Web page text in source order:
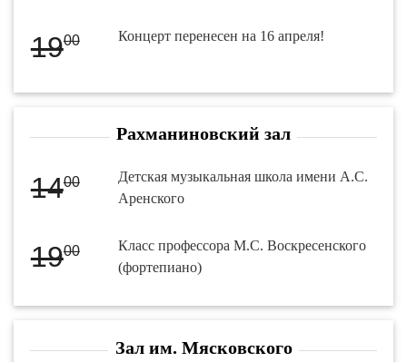
1900 Концерт перенесен на 16 апреля!
Рахманиновский зал
1400
Детская музыкальная школа имени А.С.
Аренского
1900
Класс профессора М.С. Воскресенского
(фортепиано)
Зал им. Мясковского